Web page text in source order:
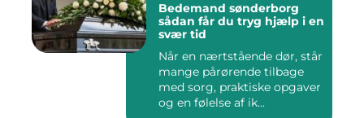
Bedemand sønderborg
sådan får du tryg hjælp i en
svær tid
Når en nærtstående dør, står
mange pårørende tilbage
med sorg, praktiske opgaver
og en følelse af ik...